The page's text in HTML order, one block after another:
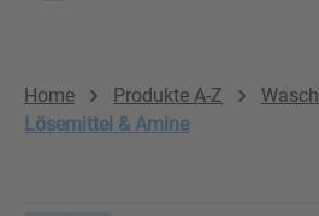
Home Produkte A-Z
Lösemittel & Amine